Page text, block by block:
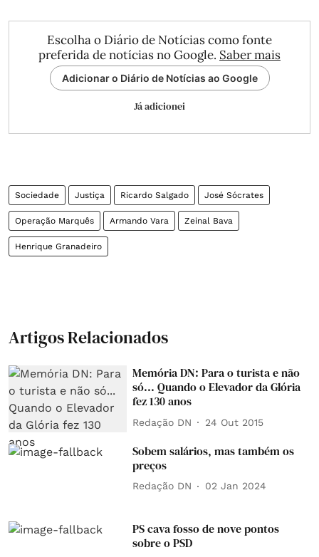
Escolha o Diário de Notícias como fonte
preferida de notícias no Google. Saber mais
Adicionar o Diário de Notícias ao Google
Já adicionei
Sociedade Justiça Ricardo Salgado José Sócrates
Operação Marquês Armando Vara Zeinal Bava
Henrique Granadeiro
Artigos Relacionados
Memória DN: Para o turista e não
só... Quando o Elevador da Glória
fez 130 anos
Redação DN 24 Out 2015
Sobem salários, mas também os
preços
Redação DN 02 Jan 2024
PS cava fosso de nove pontos
sobre o PSD